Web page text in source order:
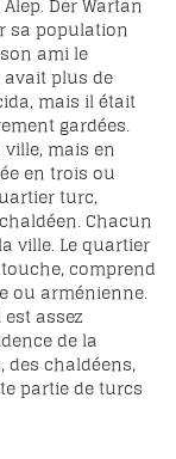
sa population
ami le
avait plus de
mais il était
gardées.
mais en
en trois ou
turc,
Chacun
ville. Le quartier
comprend
ou arménienne.
assez
de la
des chaldéens,
partie de turcs